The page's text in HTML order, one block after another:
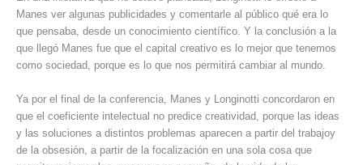
Manes ver algunas publicidades y comentarle al público qué era lo
que pensaba, desde un conocimiento científico. Y la conclusión a la
que llegó Manes fue que el capital creativo es lo mejor que tenemos
como sociedad, porque es lo que nos permitirá cambiar al mundo.
Ya por el final de la conferencia, Manes y Longinotti concordaron en
que el coeficiente intelectual no predice creatividad, porque las ideas
y las soluciones a distintos problemas aparecen a partir del trabajoy
de la obsesión, a partir de la focalización en una sola cosa que